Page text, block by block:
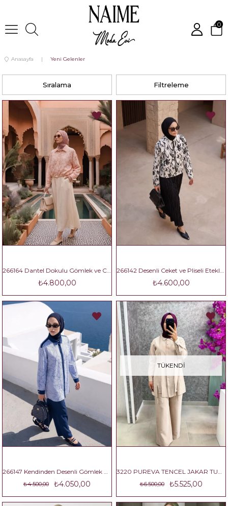
0
Anasayfa Yeni Gelenler
Filtreleme
Sıralama
266164 Dantel Dokulu Gömlek ve Cepli Uzun Etekli İkili Takım
₺4.800,00
266142 Desenli Ceket ve Pliseli Etekli İkili Takım
₺4.600,00
₺4.050,00
₺4.500,00
TÜKENDI
₺5.525,00
₺6.500,00